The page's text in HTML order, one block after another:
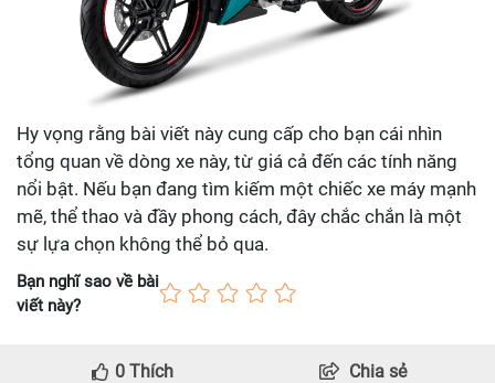
Hy vọng rằng bài viết này cung cấp cho bạn cái nhìn
tổng quan về dòng xe này, từ giá cả đến các tính năng
nổi bật. Nếu bạn đang tìm kiếm một chiếc xe máy mạnh
mẽ, thể thao và đầy phong cách, đây chắc chắn là một
sự lựa chọn không thể bỏ qua.
Bạn nghĩ sao về bài
viết này?
0 Thích Chia sẻ